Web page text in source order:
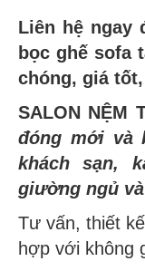
Liên hệ ngay
bọc ghế sofa
chóng, giá
SALON NỆM
đóng mới và
khách sạn,
giường ngủ
Tư vấn, thiết
hợp với không